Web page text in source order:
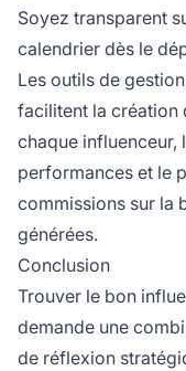
Soyez transparent
calendrier dès le
Les outils de
facilitent la création
chaque influenceur,
performances et le
commissions sur la
générées.
Conclusion
Trouver le bon
demande une
de réflexion